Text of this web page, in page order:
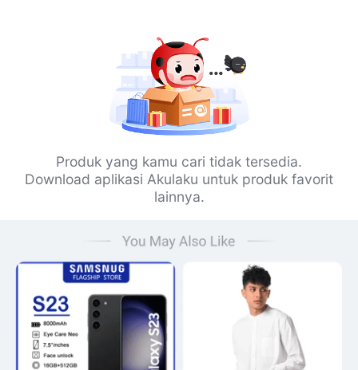
Produk yang kamu cari tidak tersedia.
Download aplikasi Akulaku untuk produk favorit
lainnya.